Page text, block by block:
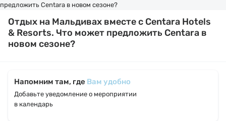
Отдых на Мальдивах вместе с Centara Hotels
& Resorts. Что может предложить Centara в
новом сезоне?
Напомним там, где Вам удобно
Добавьте уведомление о мероприятии
в календарь